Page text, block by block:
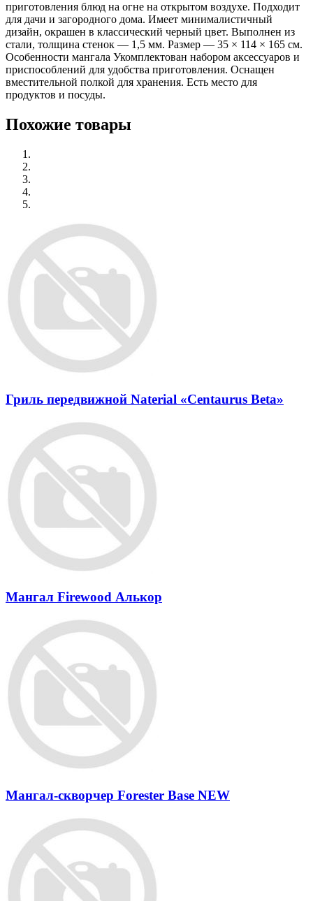
приготовления блюд на огне на открытом воздухе. Подходит
для дачи и загородного дома. Имеет минималистичный
дизайн, окрашен в классический черный цвет. Выполнен из
стали, толщина стенок — 1,5 мм. Размер — 35 × 114 × 165 см.
Особенности мангала Укомплектован набором аксессуаров и
приспособлений для удобства приготовления. Оснащен
вместительной полкой для хранения. Есть место для
продуктов и посуды.
Похожие товары
Гриль передвижной Naterial «Centaurus Beta»
Мангал Firewood Алькор
Мангал-скворчер Forester Base NEW